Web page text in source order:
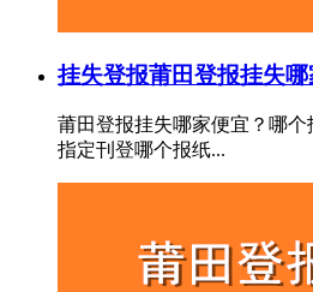
挂失登报莆田登报挂失
莆田登报挂失哪家便宜？哪
指定刊登哪个报纸...